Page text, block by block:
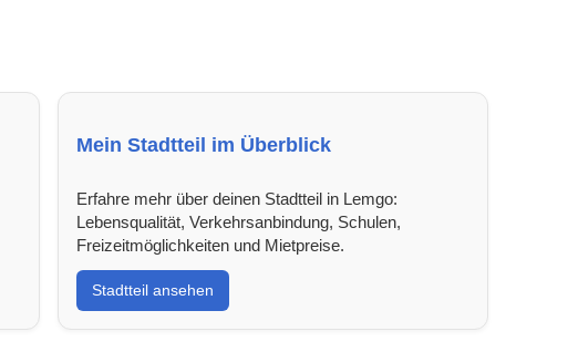
Mein Stadtteil im Überblick
Erfahre mehr über deinen Stadtteil in Lemgo:
Lebensqualität, Verkehrsanbindung, Schulen,
Freizeitmöglichkeiten und Mietpreise.
Stadtteil ansehen